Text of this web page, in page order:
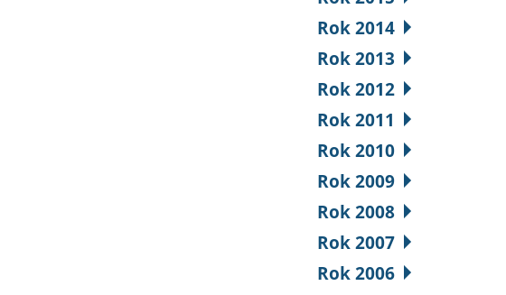
Rok 2014
Rok 2013
Rok 2012
Rok 2011
Rok 2010
Rok 2009
Rok 2008
Rok 2007
Rok 2006